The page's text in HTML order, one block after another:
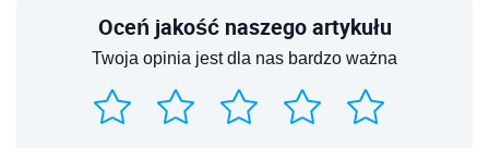
Oceń jakość naszego artykułu
Twoja opinia jest dla nas bardzo ważna